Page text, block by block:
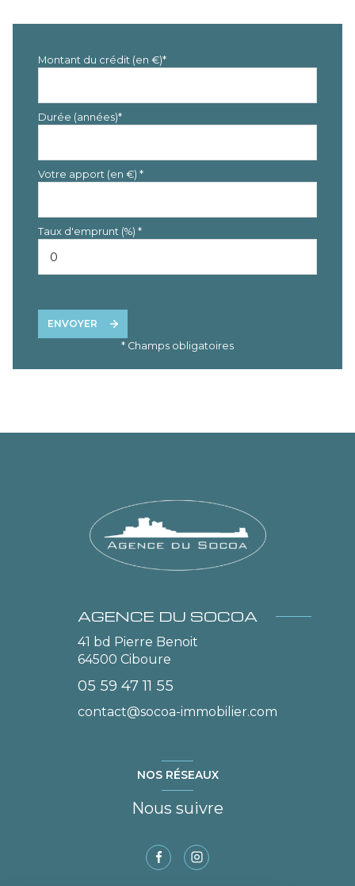
Montant du crédit (en €)*
Durée (années)*
Votre apport (en €) *
Taux d'emprunt (%) *
ENVOYER
* Champs obligatoires
AGENCE DU SOCOA
41 bd Pierre Benoit
64500 Ciboure
05 59 47 11 55
contact@socoa-immobilier.com
NOS RÉSEAUX
Nous suivre